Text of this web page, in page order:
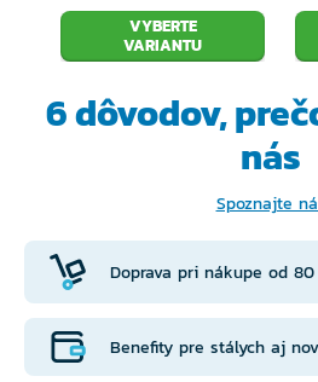
VYBERTE
VARIANTU
6 dôvodov,
nás
Spoznajte
Doprava pri nákupe od
Benefity pre stálych aj